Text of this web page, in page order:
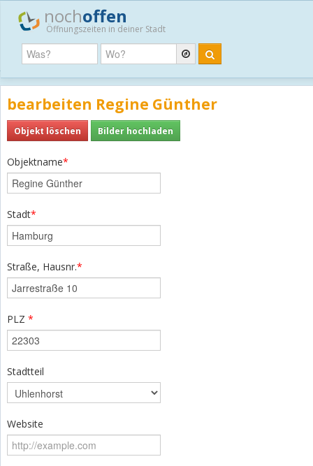
nochoffen
Öffnungszeiten in deiner Stadt
bearbeiten Regine Günther
Objekt löschen Bilder hochladen
Objektname*
Stadt*
Straße, Hausnr.*
PLZ *
Stadtteil
Website